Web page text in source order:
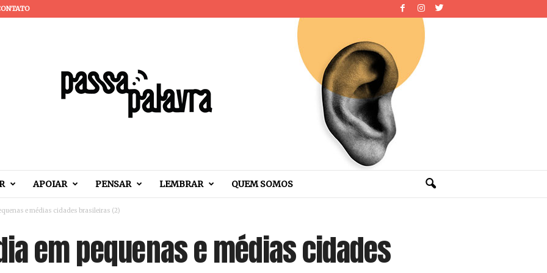
APOIAR PENSAR LEMBRAR QUEM SOMOS
e médias cidades brasileiras (2)
em pequenas e médias cidades